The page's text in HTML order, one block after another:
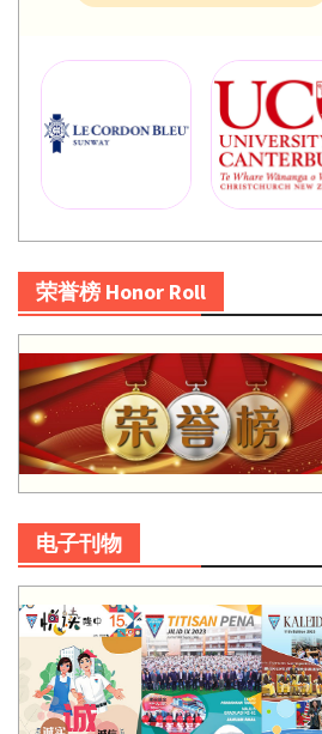
荣誉榜 Honor Roll
电子刊物